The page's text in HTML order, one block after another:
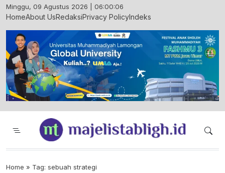
Skip
to
Minggu, 09 Agustus 2026 | 06:00:06
HomeAbout UsRedaksiPrivacy PolicyIndeks
Majelis Tabligh Muhammadiyah
Syiar Dakwah Islam Berkemajuan dan
Home » Tag: sebuah strategi